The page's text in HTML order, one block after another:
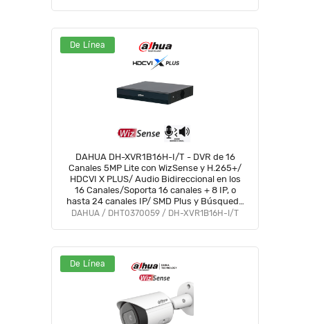
De Línea
DAHUA DH-XVR1B16H-I/T - DVR de 16
Canales 5MP Lite con WizSense y H.265+/
HDCVI X PLUS/ Audio Bidireccional en los
16 Canales/Soporta 16 canales + 8 IP, o
hasta 24 canales IP/ SMD Plus y Búsqueda
Int. de Humanos y Vehículos/Compatible
DAHUA / DHT0370059 / DH-XVR1B16H-I/T
De Línea